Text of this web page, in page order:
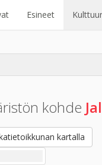
Esineet
kohde
kartalla